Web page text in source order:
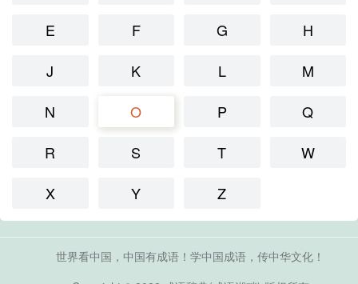
E
F G
H
J
K L
M
N
O P
Q
R
S T
W
X
Y Z
世界看中国，中国有成语！学中国成语，传中华文化！